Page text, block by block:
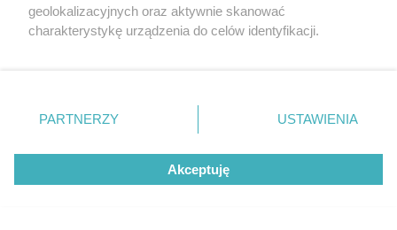
Płukanie i regeneracja zmiękczacza
w postaci tabletek. Należy ją regularnie uzupełniać w
zbiorniku solanki, co jest czynnością, o której trzeba
pamiętać i wykonywać co kilka tygodni lub miesięcy,
w zależności od zużycia wody i twardości.
geolokalizacyjnych oraz aktywnie skanować
charakterystykę urządzenia do celów identyfikacji.
zmienić/wycofać klikając przycisk ustawień prywatności
znajdujący się w lewym dolnym rogu strony
rodzaje przetwarzania danych nie wymagają zgody
użytkownika, ale masz prawo sprzeciwić się takiemu
przetwarzaniu. Preferencje będą miały zastosowanie tylko
PARTNERZY USTAWIENIA
Akceptuję